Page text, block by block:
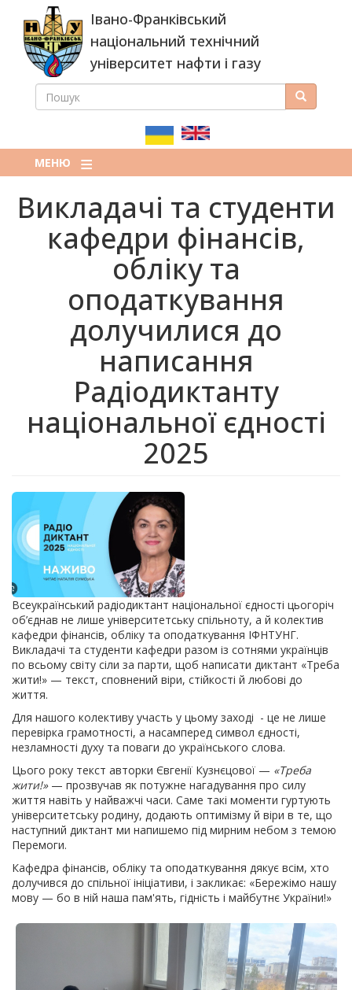
основного
вмісту
Івано-Франківський
національний технічний
університет нафти і газу
ПОШУКОВА
ПОШУК Пошук
МЕНЮ
Викладачі та студенти
кафедри фінансів,
обліку та
оподаткування
долучилися до
написання
Радіодиктанту
національної єдності
2025
Всеукраїнський радіодиктант національної єдності цьогоріч
об’єднав не лише університетську спільноту, а й колектив
кафедри фінансів, обліку та оподаткування ІФНТУНГ.
Викладачі та студенти кафедри разом із сотнями українців
по всьому світу сіли за парти, щоб написати диктант «Треба
жити!» — текст, сповнений віри, стійкості й любові до
життя.
Для нашого колективу участь у цьому заході - це не лише
перевірка грамотності, а насамперед символ єдності,
незламності духу та поваги до українського слова.
Цього року текст авторки Євгенії Кузнєцової — «Треба
жити!»— прозвучав як потужне нагадування про силу
життя навіть у найважчі часи. Саме такі моменти гуртують
університетську родину, додають оптимізму й віри в те, що
наступний диктант ми напишемо під мирним небом з темою
Перемоги.
Кафедра фінансів, обліку та оподаткування дякує всім, хто
долучився до спільної ініціативи, і закликає: «Бережімо нашу
мову — бо в ній наша пам'ять, гідність і майбутнє України!»